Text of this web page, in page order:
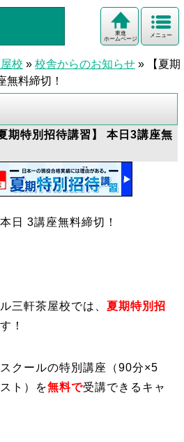
メニュー
東進
ホームページ
校 » 校舎からのお知らせ »
【夏期
無料締切！
特別招待講習】 本日3講座無
日 3講座無料締切！
三軒茶屋校では、 夏期特別招
！
クールの特別講座（90分×5
ト）を無料で受講できるキャ